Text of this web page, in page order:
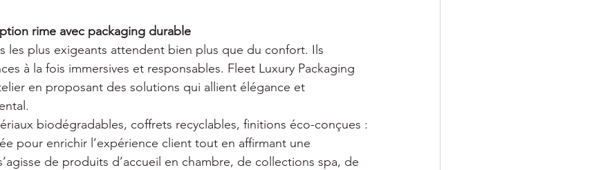
rime avec packaging durable
les plus exigeants attendent bien plus que du confort. Ils
à la fois immersives et responsables. Fleet Luxury Packaging
en proposant des solutions qui allient élégance et
biodégradables, coffrets recyclables, finitions éco-conçues :
pour enrichir l’expérience client tout en affirmant une
de produits d’accueil en chambre, de collections spa, de